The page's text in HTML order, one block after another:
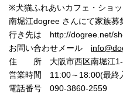
※犬猫ふれあいカフェ・ショ
南堀江dogree さんにて家族募
行き先は http://dogree.net/
お問い合わせメール
住 所 大阪市西区南堀江1-
営業時間 11:00～18:00(最終
電話番号 090-3860-2559